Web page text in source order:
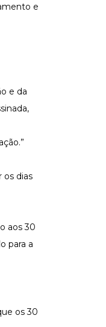
e
e da
os dias
aos 30
para a
os 30